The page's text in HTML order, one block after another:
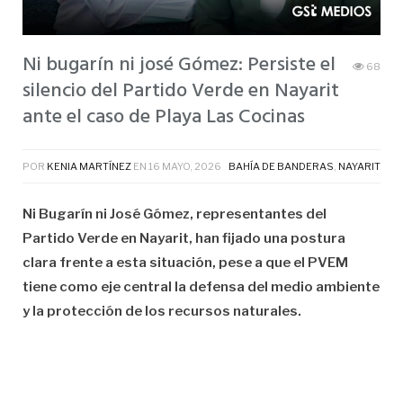
Ni bugarín ni josé Gómez: Persiste el
silencio del Partido Verde en Nayarit
ante el caso de Playa Las Cocinas
68
POR KENIA MARTÍNEZ EN 16 MAYO, 2026 BAHÍA DE BANDERAS, NAYARIT
Ni Bugarín ni José Gómez, representantes del
Partido Verde en Nayarit, han fijado una postura
clara frente a esta situación, pese a que el PVEM
tiene como eje central la defensa del medio ambiente
y la protección de los recursos naturales.